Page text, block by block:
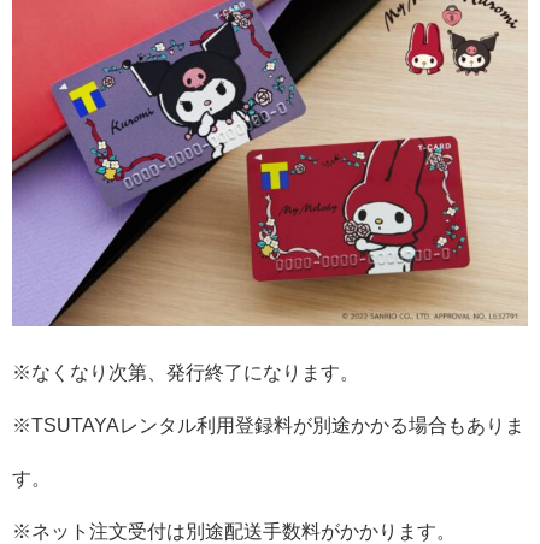
※なくなり次第、発行終了になります。
※TSUTAYAレンタル利用登録料が別途かかる場合もありま
す。
※ネット注文受付は別途配送手数料がかかります。